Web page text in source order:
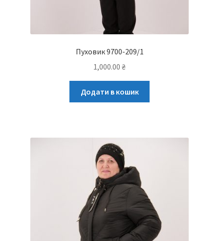
Пуховик 9700-209/1
1,000.00 ₴
Додати в кошик